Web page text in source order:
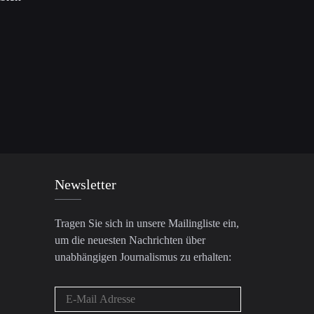
Newsletter
Tragen Sie sich in unsere Mailingliste ein,
um die neuesten Nachrichten über
unabhängigen Journalismus zu erhalten: